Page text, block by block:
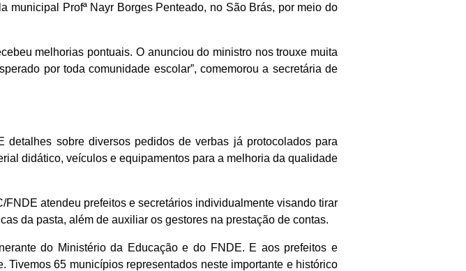
Profª Nayr Borges Penteado, no São Brás, por meio do
melhorias pontuais. O anunciou do ministro nos trouxe muita
por toda comunidade escolar”, comemorou a secretária de
sobre diversos pedidos de verbas já protocolados para
didático, veículos e equipamentos para a melhoria da qualidade
atendeu prefeitos e secretários individualmente visando tirar
da pasta, além de auxiliar os gestores na prestação de contas.
do Ministério da Educação e do FNDE. E aos prefeitos e
65 municípios representados neste importante e histórico